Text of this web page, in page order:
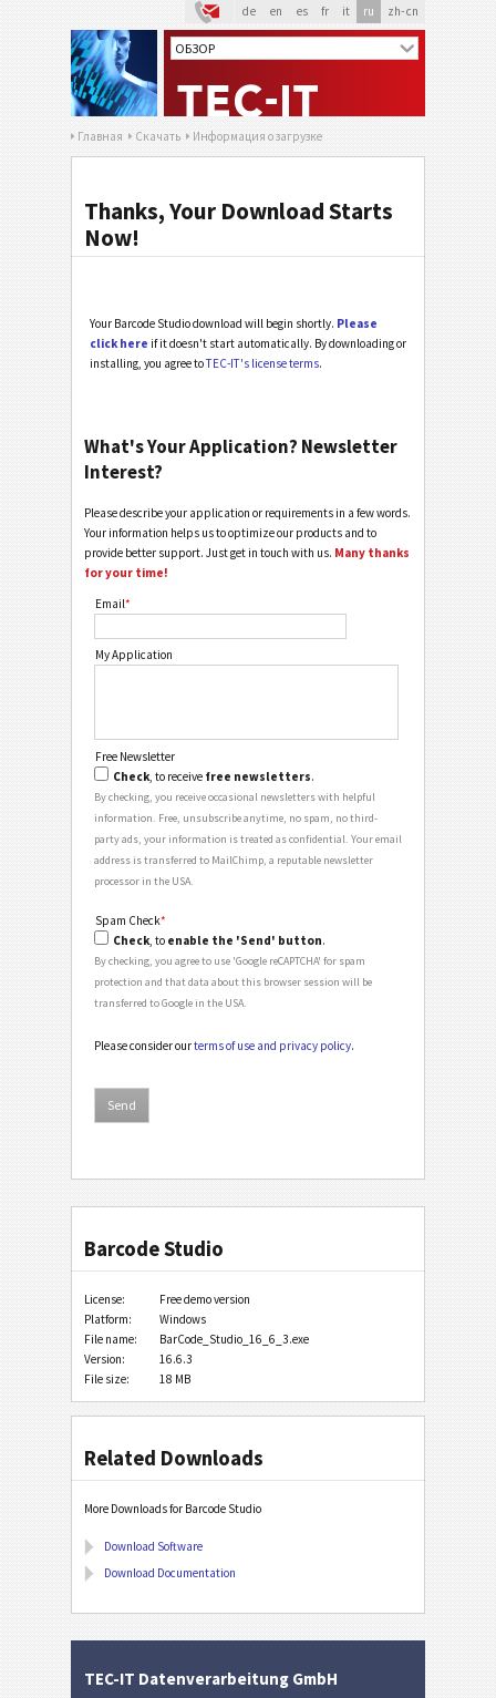
de en es fr it ru zh-cn
Главная Скачать Информация о загрузке
Thanks, Your Download Starts
Now!
Your Barcode Studio download will begin shortly. Please
click here if it doesn't start automatically. By downloading or
installing, you agree toTEC-IT's license terms.
What's Your Application? Newsletter
Interest?
Please describe your application or requirements in a few words.
Your information helps us to optimize our products and to
provide better support. Just get in touch with us. Many thanks
for your time!
Email*
My Application
Free Newsletter
Check, to receive free newsletters.
By checking, you receive occasional newsletters with helpful
information. Free, unsubscribe anytime, no spam, no third-
party ads, your information is treated as confidential. Your email
address is transferred to MailChimp, a reputable newsletter
processor in the USA.
Spam Check*
Check, to enable the 'Send' button.
By checking, you agree to use 'Google reCAPTCHA' for spam
protection and that data about this browser session will be
transferred to Google in the USA.
Please consider ourterms of use and privacy policy.
Barcode Studio
License:
Free demo version
Platform:
Windows
File name:
BarCode_Studio_16_6_3.exe
Version:
16.6.3
File size:
18 MB
Related Downloads
More Downloads for Barcode Studio
Download Software
Download Documentation
TEC-IT Datenverarbeitung GmbH